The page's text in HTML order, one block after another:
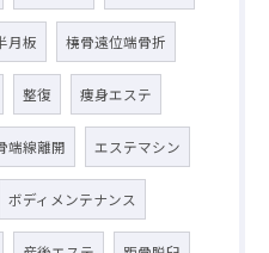
月板 橈骨遠位端骨折
整復 痩身エステ
端線離開 エステマシン
ボディメンテナンス